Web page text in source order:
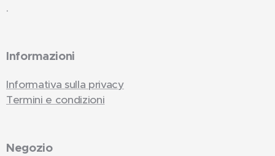
.
Informazioni
Informativa sulla privacy
Termini e condizioni
Negozio